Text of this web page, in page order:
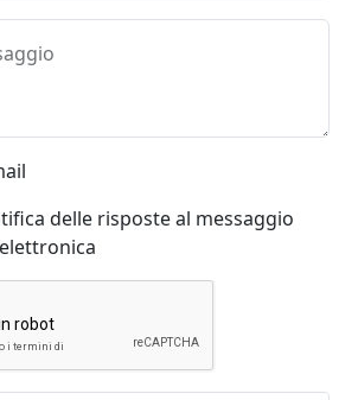
delle risposte al messaggio